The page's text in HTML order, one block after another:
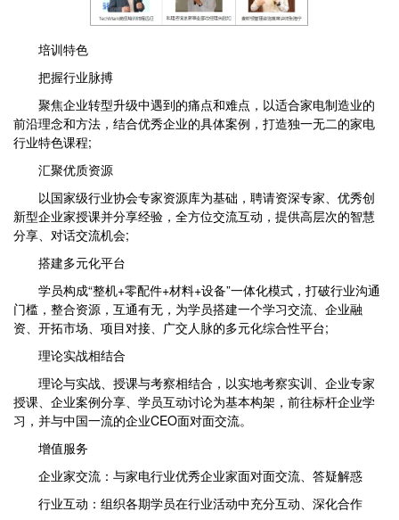
培训特色
把握行业脉搏
聚焦企业转型升级中遇到的痛点和难点，以适合家电制造业的
前沿理念和方法，结合优秀企业的具体案例，打造独一无二的家电
行业特色课程;
汇聚优质资源
以国家级行业协会专家资源库为基础，聘请资深专家、优秀创
新型企业家授课并分享经验，全方位交流互动，提供高层次的智慧
分享、对话交流机会;
搭建多元化平台
学员构成“整机+零配件+材料+设备”一体化模式，打破行业沟通
门槛，整合资源，互通有无，为学员搭建一个学习交流、企业融
资、开拓市场、项目对接、广交人脉的多元化综合性平台;
理论实战相结合
理论与实战、授课与考察相结合，以实地考察实训、企业专家
授课、企业案例分享、学员互动讨论为基本构架，前往标杆企业学
习，并与中国一流的企业CEO面对面交流。
增值服务
企业家交流：与家电行业优秀企业家面对面交流、答疑解惑
行业互动：组织各期学员在行业活动中充分互动、深化合作